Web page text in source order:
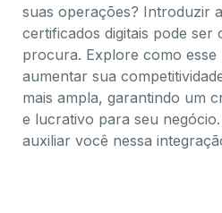
suas operações? Introduzir
certificados digitais pode ser
procura. Explore como
aumentar sua
mais ampla, garantindo um
e lucrativo para seu
auxiliar você nessa